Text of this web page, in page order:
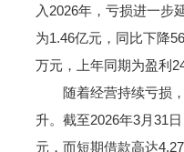
入2026年，亏损进一步
为1.46亿元，同比下降
万元，上年同期为盈利
随着经营持续亏损
升。截至2026年3月31
元，而短期借款高达